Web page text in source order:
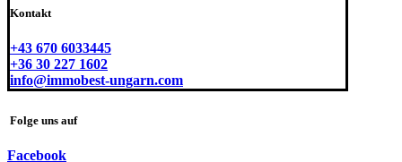
Kontakt
+43 670 6033445
+36 30 227 1602
info@immobest-ungarn.com
Folge uns auf
Facebook